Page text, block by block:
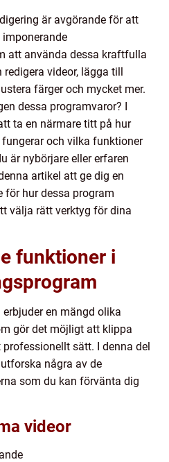
är avgörande för att
att använda dessa kraftfulla
videor, lägga till
färger och mycket mer.
dessa programvaror? I
ta en närmare titt på hur
och vilka funktioner
är nybörjare eller erfaren
artikel att ge dig en
för hur dessa program
välja rätt verktyg för dina
funktioner i
en mängd olika
gör det möjligt att klippa
sätt. I denna del
några av de
som du kan förvänta dig
videor